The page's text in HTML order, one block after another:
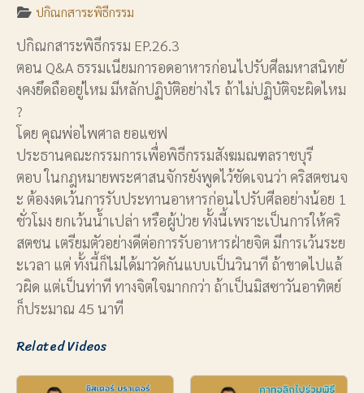
ปกิณกสาระพิธีกรรม
ปกิณกสาระพิธีกรรม EP.26.3
ตอน Q&A ธรรมเนียมการอดอาหารก่อนไปรับศีลมหาสนิทยั
งคงยึดถืออยู่ไหม มีหลักปฏิบัติอย่างไร ถ้าไม่ปฏิบัติจะผิดไหม
?
โดย คุณพ่อไพศาล ยอแซฟ
ประธานคณะกรรมการเพื่อพิธีกรรมสังฆมณฑลราชบุรี
ตอบ ในกฎหมายพระศาสนจักรยังพูดไว้ชัดเจนว่า คริสตชนจ
ะ ต้องงดเว้นการรับประทานอาหารก่อนไปรับศีลอย่างน้อย 1
ชั่วโมง ยกเว้นน้ําเปล่า หรือผู้ป่วย ทั้งนี้เพราะเป็นการให้คริ
สตชน เตรียมตัวอย่างดีต่อการรับอาหารฝ่ายจิต มีการเว้นระย
ะเวลา แต่ ทั้งนี้ก็ไม่ได้มาวัดกันแบบเป็นวินาที ถ้าขาดไปแล้
วผิด แต่เป็นท่าที ทางจิตใจมากกว่า ถ้าเป็นมิสซาวันอาทิตย์
ก็ประมาณ 45 นาที
Related Videos